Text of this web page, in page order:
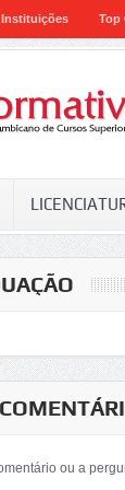
Instituições Top
ou a